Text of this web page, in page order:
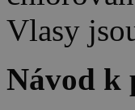
Vlasy
Návod k